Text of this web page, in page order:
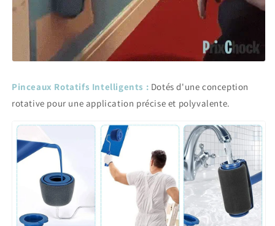
Pinceaux Rotatifs Intelligents : Dotés d'une conception
rotative pour une application précise et polyvalente.